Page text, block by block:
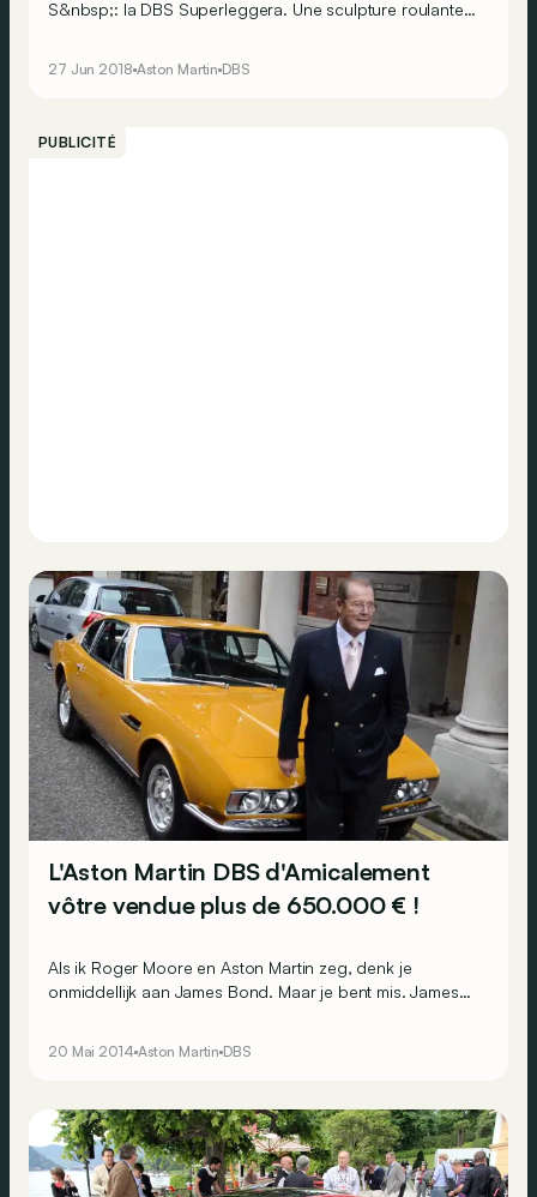
S&nbsp;: la DBS Superleggera. Une sculpture roulante
27 Jun 2018 Aston Martin DBS
PUBLICITÉ
L'Aston Martin DBS d'Amicalement
vôtre vendue plus de 650.000 € !
Als ik Roger Moore en Aston Martin zeg, denk je
onmiddellijk aan James Bond. Maar je bent mis. James
Moore. We zagen hem wel achter het stuur van een
The man with the golden gun, een Lotus Esprit inThe spy
who loved meenFor your eyes only, een Range Rover in
Octopussyen een Ford LTD inA view to a kill. Maar nooit
een Aston Martin.
20 Mai 2014 Aston Martin DBS